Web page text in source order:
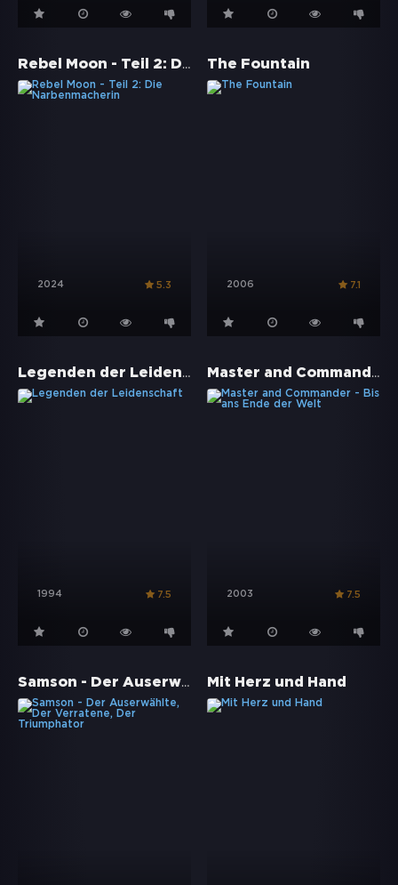
Rebel Moon - Teil 2: Die Narbenmacherin
2024 5.3
The Fountain
2006 7.1
Legenden der Leidenschaft
1994 7.5
Master and Commander - Bis ans Ende der Welt
2003 7.5
Samson - Der Auserwählte, Der Verratene, Der Triumphator Mit Herz und Hand